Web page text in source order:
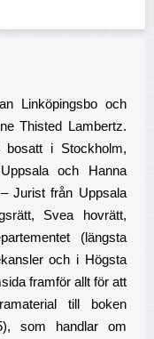
Linköpingsbo och
Thisted Lambertz.
i Stockholm,
och Hanna
Jurist från Uppsala
Svea hovrätt,
(längsta
och i Högsta
framför allt för att
till boken
som handlar om